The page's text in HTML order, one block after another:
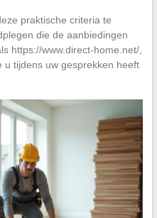
praktische criteria te
die de aanbiedingen
https://www.direct-home.net/,
tijdens uw gesprekken heeft